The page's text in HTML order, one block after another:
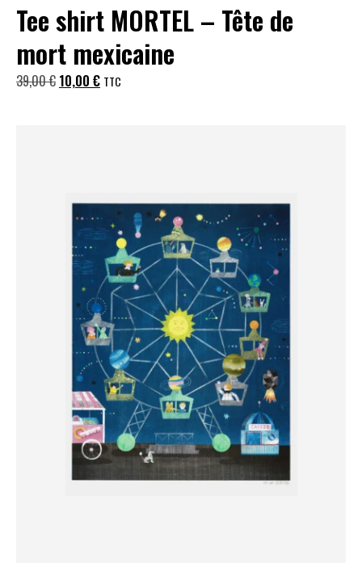
Tee shirt MORTEL – Tête de
mort mexicaine
39,00€ Le
10,00 €LeTTC